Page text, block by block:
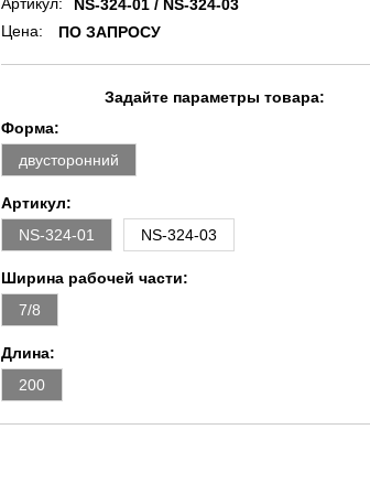
Артикул:
NS-324-01 / NS-324-03
Цена:
ПО ЗАПРОСУ
Задайте параметры товара:
Форма:
двусторонний
Артикул:
NS-324-01
NS-324-03
Ширина рабочей части:
7/8
Длина:
200